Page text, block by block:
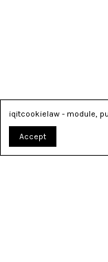
iqitcookielaw - module,
Accept